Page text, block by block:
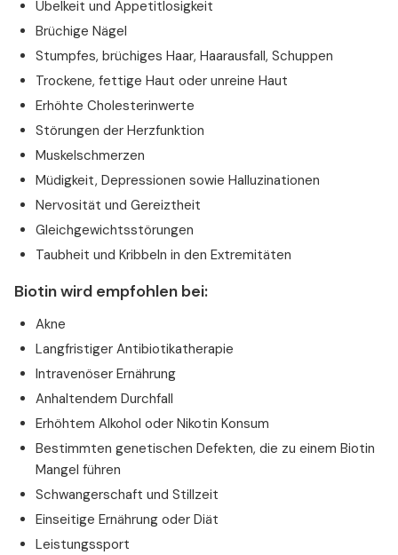
Übelkeit und Appetitlosigkeit
Brüchige Nägel
Stumpfes, brüchiges Haar, Haarausfall, Schuppen
Trockene, fettige Haut oder unreine Haut
Erhöhte Cholesterinwerte
Störungen der Herzfunktion
Muskelschmerzen
Müdigkeit, Depressionen sowie Halluzinationen
Nervosität und Gereiztheit
Gleichgewichtsstörungen
Taubheit und Kribbeln in den Extremitäten
Biotin wird empfohlen bei:
Akne
Langfristiger Antibiotikatherapie
Intravenöser Ernährung
Anhaltendem Durchfall
Erhöhtem Alkohol oder Nikotin Konsum
Bestimmten genetischen Defekten, die zu einem Biotin
Mangel führen
Schwangerschaft und Stillzeit
Einseitige Ernährung oder Diät
Leistungssport